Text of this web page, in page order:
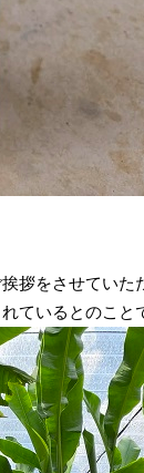
拶をさせていた
ているとのこと